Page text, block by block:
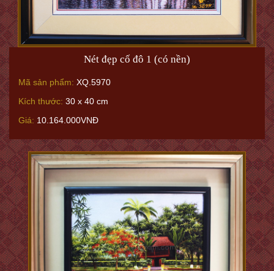
Nét đẹp cố đô 1 (có nền)
Mã sản phẩm: XQ.5970
Kích thước: 30 x 40 cm
Giá: 10.164.000VNĐ